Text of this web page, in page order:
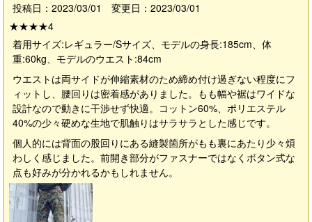
投稿日：2023/03/01 変更日：2023/03/01
★★★★4
着用サイズ:レギュラー/Sサイズ、モデルの身長:185cm、体
重:60kg、モデルのウエスト:84cm
ウエストは両サイドが伸縮素材のため締め付け過ぎない程度にフ
ィットし、腰回りは密着感がありました。もも幅や裾はワイドな
設計なので動きに干渉せず快適。コットン60%、ポリエステル
40%の少々硬めな生地で肌触りはサラサラとした感じです。
個人的には背面の股回りにある縫製箇所がもも裏にあたり少々煩
わしく感じました。前開き部分がファスナーではなくボタン式な
点も好みが分かれるかもしれません。